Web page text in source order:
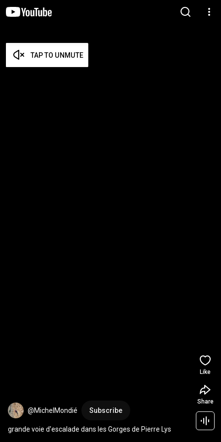
TAP TO UNMUTE
@MichelMondié Subscribe
grande voie d'escalade dans les Gorges de Pierre Lys
Like
Share